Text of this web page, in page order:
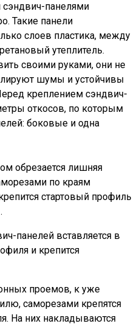
сэндвич-панелями
Такие панели
слоев пластика, между
утеплитель.
своими руками, они не
шумы и устойчивы
креплением сэндвич-
откосов, по которым
боковые и одна
обрезается лишняя
по краям
стартовый профиль
панелей вставляется в
и крепится
проемов, к уже
саморезами крепятся
На них накладываются